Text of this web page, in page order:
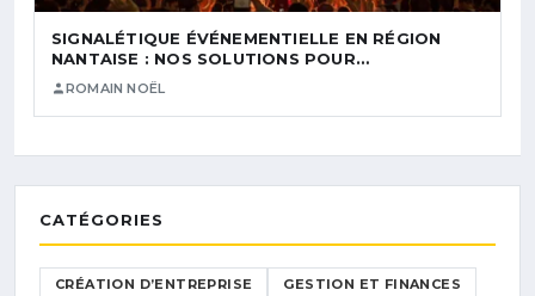
SIGNALÉTIQUE ÉVÉNEMENTIELLE EN RÉGION
NANTAISE : NOS SOLUTIONS POUR…
ROMAIN NOËL
CATÉGORIES
CRÉATION D’ENTREPRISE GESTION ET FINANCES